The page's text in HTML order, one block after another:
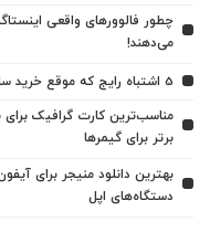
چطور فالوورهای واقعی
می‌دهند!
5 اشتباه رایج که موقع خرید ساعت هوشمند طرح اپل واچ نباید انجام بدید!
برتر برای گیمرها
بهترین دانلود منیجر برای
دستگاه‌های اپل